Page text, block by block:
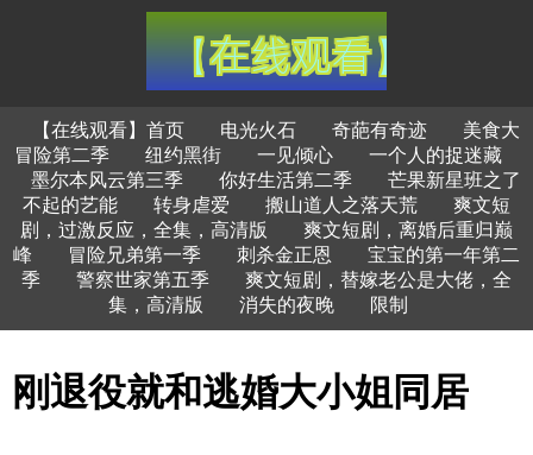
【在线观看】首页 电光火石 奇葩有奇迹
美食大
冒险第二季
纽约黑街 一见倾心
一个人的捉迷藏
墨尔本风云第三季
你好生活第二季
芒果新星班之了
不起的艺能
转身虐爱 搬山道人之落天荒
爽文短
剧，过激反应，全集，高清版
爽文短剧，离婚后重归巅
峰
冒险兄弟第一季 刺杀金正恩
宝宝的第一年第二
季
警察世家第五季
爽文短剧，替嫁老公是大佬，全
集，高清版
消失的夜晚 限制
刚退役就和逃婚大小姐同居